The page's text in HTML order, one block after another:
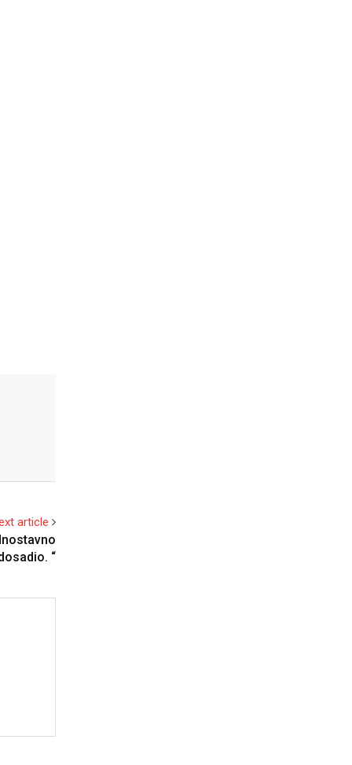
article
“